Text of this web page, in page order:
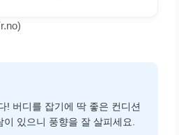
! 버디를 잡기에 딱 좋은 컨디션
이 있으니 풍향을 잘 살피세요.